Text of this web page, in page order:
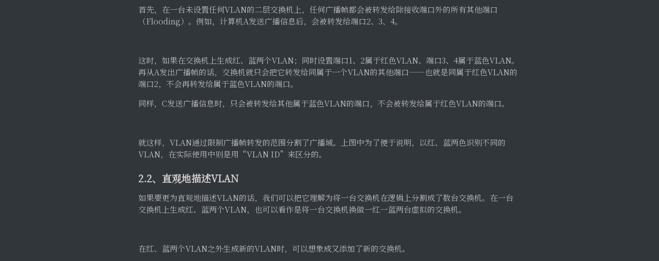
首先，在一台未设置任何VLAN的二层交换机上，任何广播帧都会被转发给除接收端口外的所有其他端口
（Flooding）。例如，计算机A发送广播信息后，会被转发给端口2、3、4。
这时，如果在交换机上生成红、蓝两个VLAN；同时设置端口1、2属于红色VLAN、端口3、4属于蓝色VLAN。
再从A发出广播帧的话，交换机就只会把它转发给同属于一个VLAN的其他端口——也就是同属于红色VLAN的
端口2，不会再转发给属于蓝色VLAN的端口。
同样，C发送广播信息时，只会被转发给其他属于蓝色VLAN的端口，不会被转发给属于红色VLAN的端口。
就这样，VLAN通过限制广播帧转发的范围分割了广播域。上图中为了便于说明，以红、蓝两色识别不同的
VLAN，在实际使用中则是用“VLAN ID”来区分的。
2.2、直观地描述VLAN
如果要更为直观地描述VLAN的话，我们可以把它理解为将一台交换机在逻辑上分割成了数台交换机。在一台
交换机上生成红、蓝两个VLAN，也可以看作是将一台交换机换做一红一蓝两台虚拟的交换机。
在红、蓝两个VLAN之外生成新的VLAN时，可以想象成又添加了新的交换机。